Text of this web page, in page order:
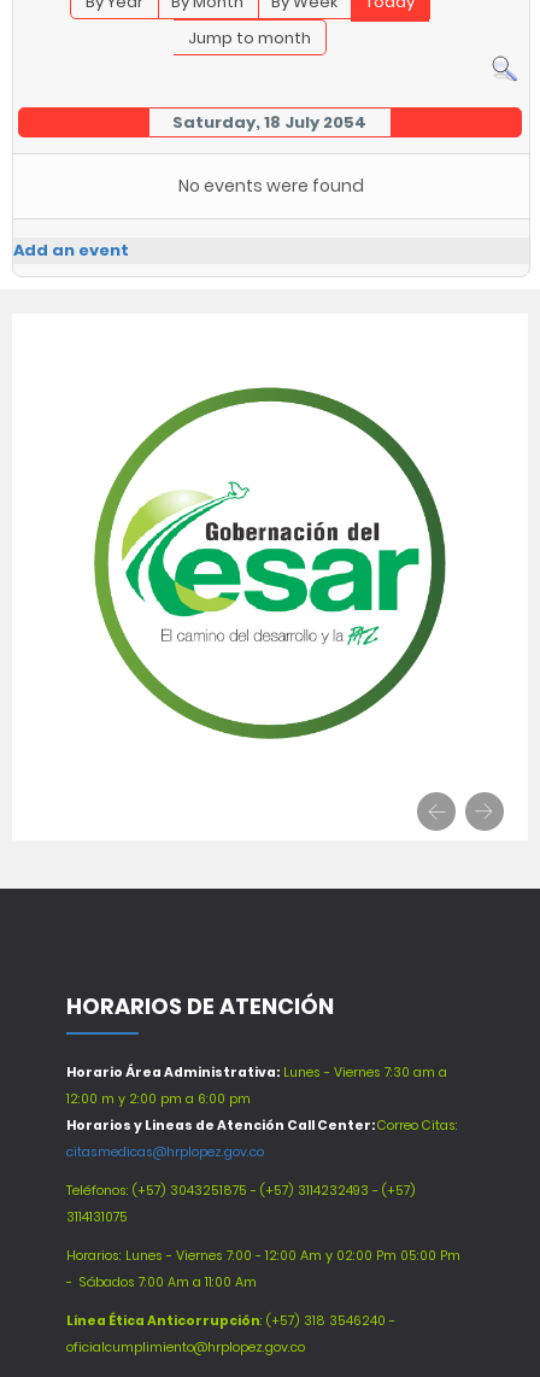
Jump to month
Saturday, 18 July 2054
No events were found
Add an event
HORARIOS DE ATENCIÓN
Horario Área Administrativa: Lunes - Viernes 7:30 am a
12:00 m y 2:00 pm a 6:00 pm
Horarios y Lineas de Atención Call Center:Correo Citas:
citasmedicas@hrplopez.gov.co
Teléfonos: (+57) 3043251875 - (+57) 3114232493 - (+57)
3114131075
Horarios: Lunes - Viernes 7:00 - 12:00 Am y 02:00 Pm 05:00 Pm
- Sábados 7:00 Am a 11:00 Am
Línea Ética Anticorrupción: (+57) 318 3546240 -
oficialcumplimiento@hrplopez.gov.co